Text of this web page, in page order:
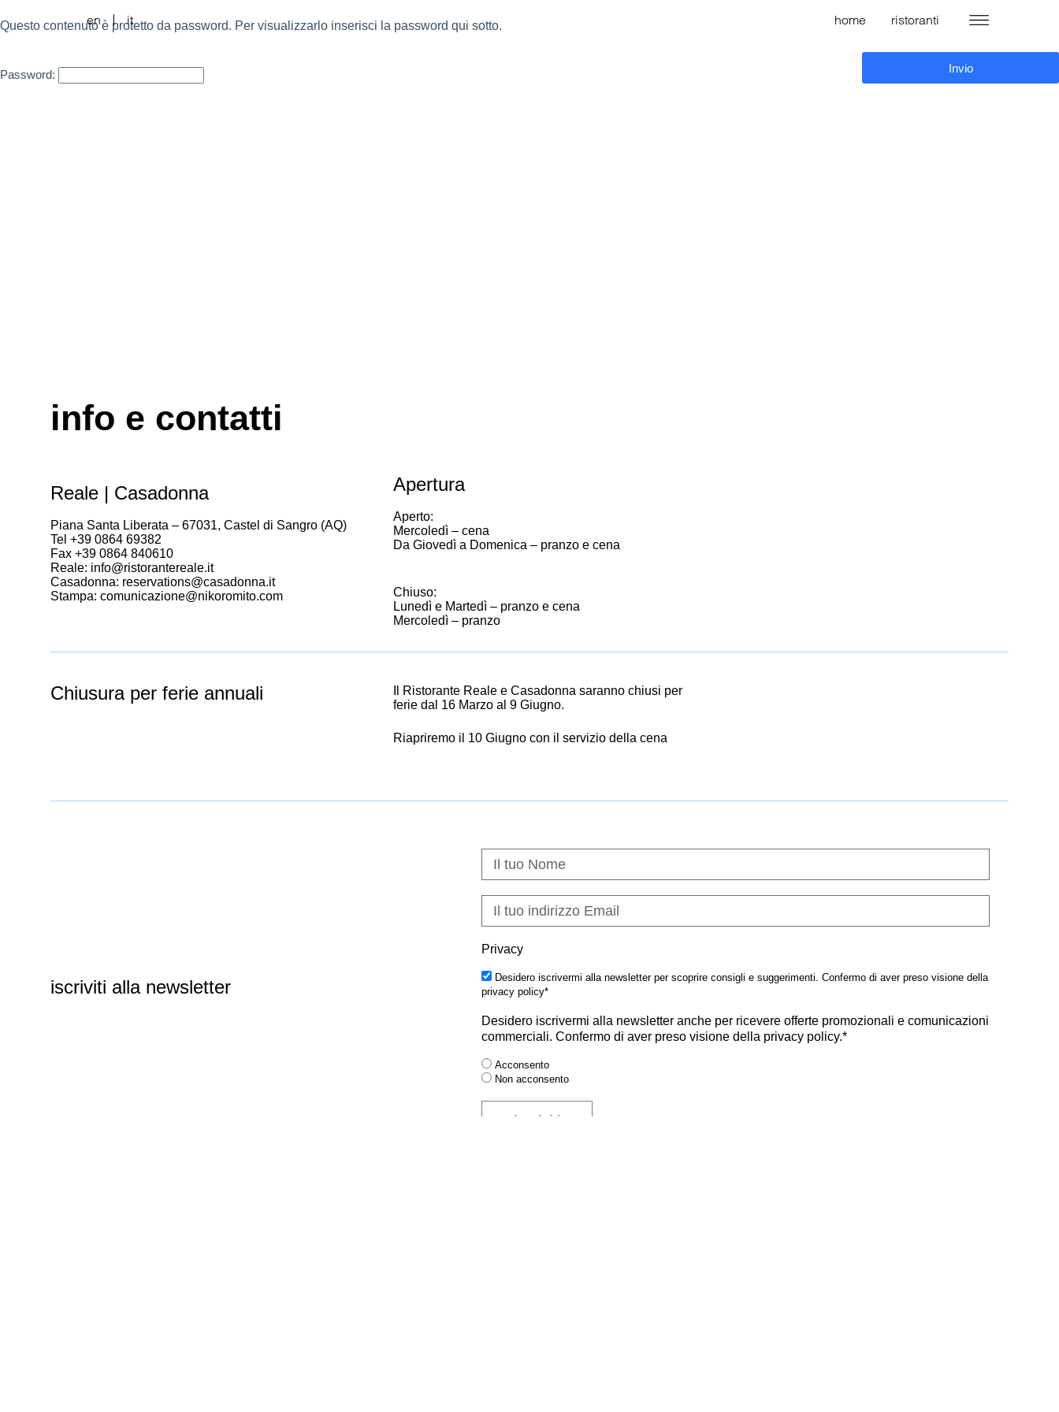
en it home ristoranti
Questo contenuto è protetto da password. Per visualizzarlo inserisci la password qui sotto.
Password:
info e contatti
Reale | Casadonna
Piana Santa Liberata – 67031, Castel di Sangro (AQ)
Tel +39 0864 69382
Fax +39 0864 840610
Reale: info@ristorantereale.it
Casadonna: reservations@casadonna.it
Stampa: comunicazione@nikoromito.com
Apertura
Aperto:
Mercoledì – cena
Da Giovedì a Domenica – pranzo e cena
Chiuso:
Lunedì e Martedì – pranzo e cena
Mercoledì – pranzo
Chiusura per ferie annuali
Il Ristorante Reale e Casadonna saranno chiusi per
ferie dal 16 Marzo al 9 Giugno.
Riapriremo il 10 Giugno con il servizio della cena
iscriviti alla newsletter
Privacy
Desidero iscrivermi alla newsletter per scoprire consigli e suggerimenti. Confermo di aver preso visione della
privacy policy*
Desidero iscrivermi alla newsletter anche per ricevere offerte promozionali e comunicazioni
commerciali. Confermo di aver preso visione della privacy policy.*
Acconsento
Non acconsento
iscriviti